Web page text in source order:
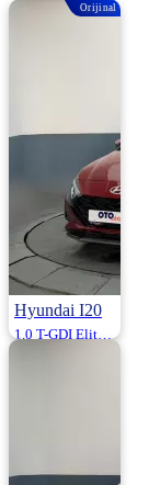
Orijinal
Hyundai I20